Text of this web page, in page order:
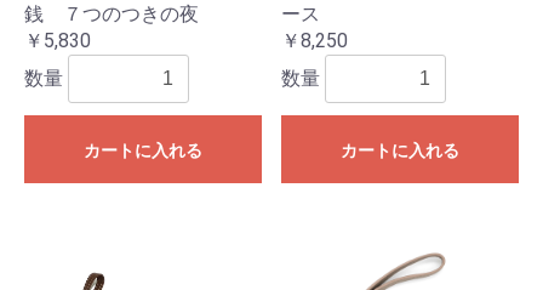
銭 ７つのつきの夜
￥5,830
数量
カートに入れる
ース
￥8,250
数量
カートに入れる